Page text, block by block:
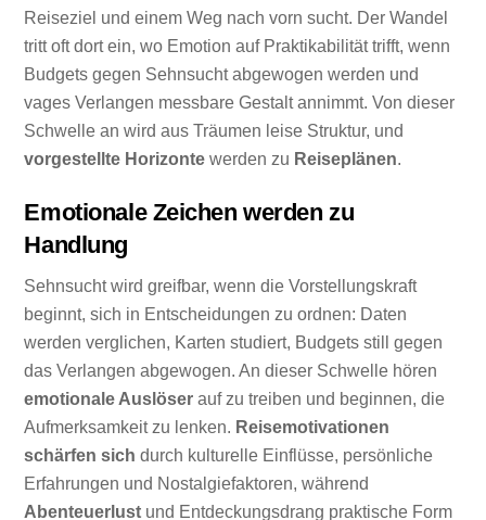
Reiseziel und einem Weg nach vorn sucht. Der Wandel
tritt oft dort ein, wo Emotion auf Praktikabilität trifft, wenn
Budgets gegen Sehnsucht abgewogen werden und
vages Verlangen messbare Gestalt annimmt. Von dieser
Schwelle an wird aus Träumen leise Struktur, und
vorgestellte Horizonte werden zu Reiseplänen.
Emotionale Zeichen werden zu
Handlung
Sehnsucht wird greifbar, wenn die Vorstellungskraft
beginnt, sich in Entscheidungen zu ordnen: Daten
werden verglichen, Karten studiert, Budgets still gegen
das Verlangen abgewogen. An dieser Schwelle hören
emotionale Auslöser auf zu treiben und beginnen, die
Aufmerksamkeit zu lenken. Reisemotivationen
schärfen sich durch kulturelle Einflüsse, persönliche
Erfahrungen und Nostalgiefaktoren, während
Abenteuerlust und Entdeckungsdrang praktische Form